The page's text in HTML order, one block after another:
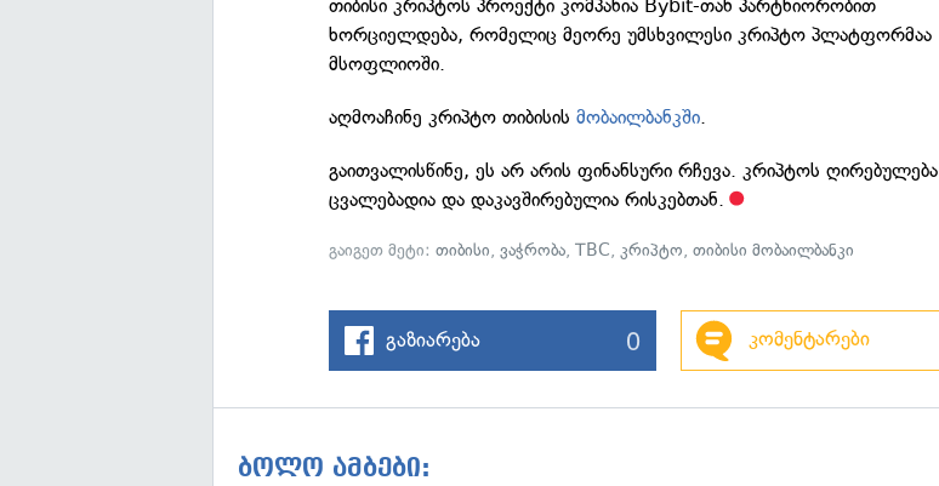
თიბისი კრიპტოს პროექტი კომპანია Bybit-თან პარტნიორობით
ხორციელდება, რომელიც მეორე უმსხვილესი კრიპტო პლატფორმაა
მსოფლიოში.
აღმოაჩინე კრიპტო თიბისისმობაილბანკში.
გაითვალისწინე, ეს არ არის ფინანსური რჩევა. კრიპტოს ღირებულება
ცვალებადია და დაკავშირებულია რისკებთან.
გაიგეთ მეტი:თიბისი,ვაჭრობა,TBC,კრიპტო,თიბისი მობაილბანკი
გაზიარება 0 კომენტარები
ბოლო ამბები: